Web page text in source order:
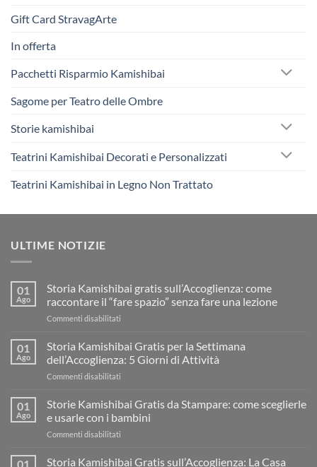
Gift Card StravagArte
In offerta
Pacchetti Risparmio Kamishibai
Sagome per Teatro delle Ombre
Storie kamishibai
Teatrini Kamishibai Decorati e Personalizzati
Teatrini Kamishibai in Legno Non Trattato
ULTIME NOTIZIE
01
Ago
Storia Kamishibai gratis sull’Accoglienza: come
raccontare il “fare spazio” senza fare una lezione
Commenti disabilitati
Kamishibai
sull’Accoglienza:
il
“fare
una
01
Ago
Storia Kamishibai Gratis per la Settimana
dell’Accoglienza: 5 Giorni di Attività
Commenti disabilitati
Kamishibai
per
dell’Accoglienza:
01
Ago
Storie Kamishibai Gratis da Stampare: come sceglierle
e usarle con i bambini
Commenti disabilitati
Kamishibai
01 Storia Kamishibai Gratis sull’Accoglienza: La Casa